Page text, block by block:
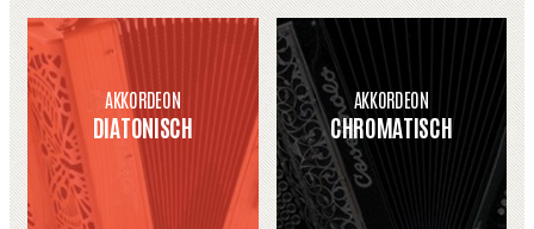
AKKORDEON
DIATONISCH
AKKORDEON
CHROMATISCH